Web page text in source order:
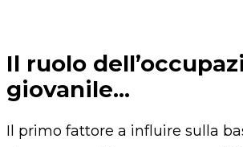
Il ruolo
giovanile…
Il primo fattore a influire sulla